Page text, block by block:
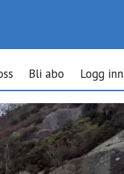
Bli abo Logg inn